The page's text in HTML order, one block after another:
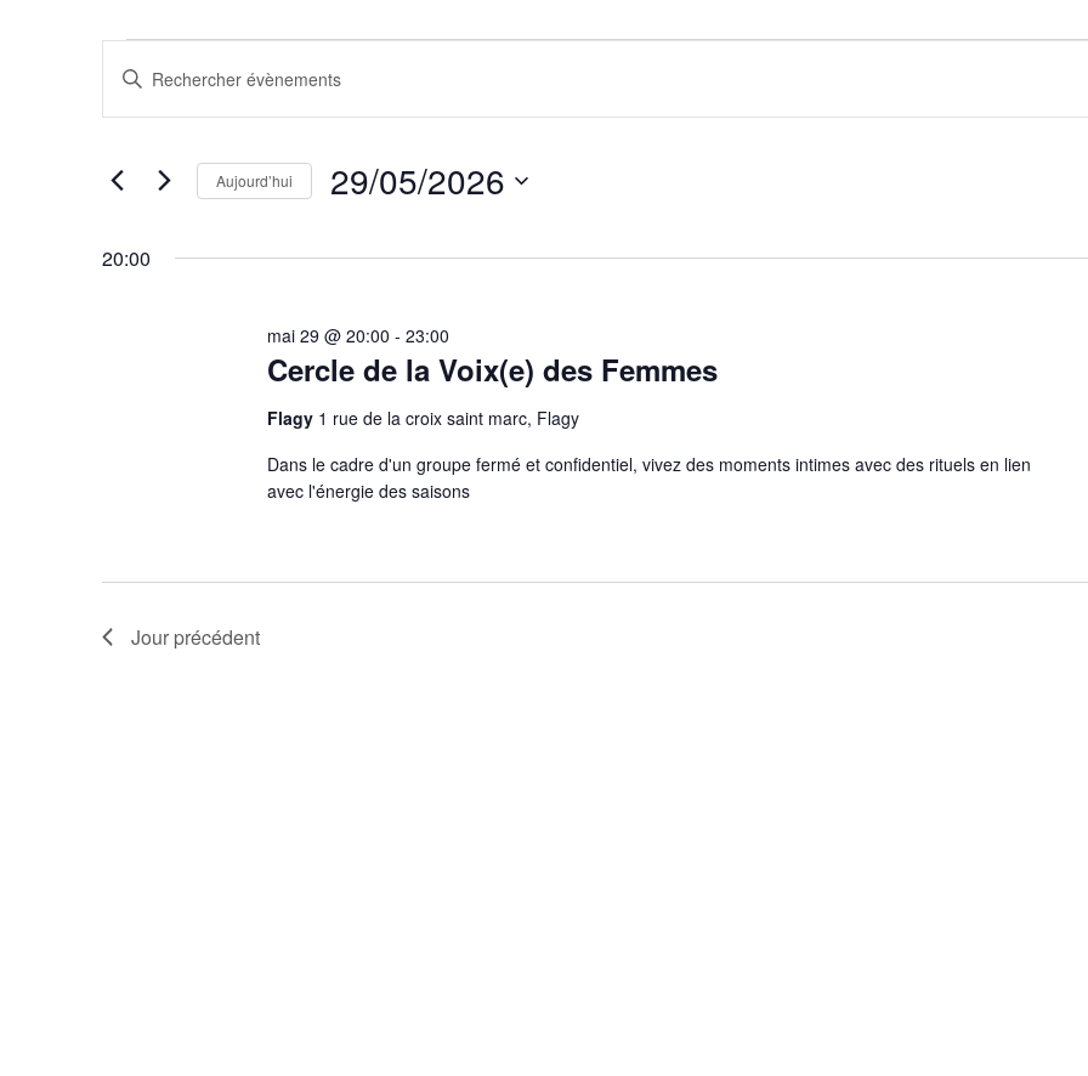
Évènements
for
29/05/2026
Recherche
et
navigation
vues
Évènements
Saisir
clé.
Évènements
clé.
Aujourd’hui 29/05/2026
20:00
Cercle de la Voix(e) des Femmes
mai 29 @ 20:00 - 23:00
Flagy 1 rue de la croix saint marc, Flagy
Dans le cadre d'un groupe fermé et confidentiel, vivez des moments intimes avec des rituels en lien
avec l'énergie des saisons
Jour précédent